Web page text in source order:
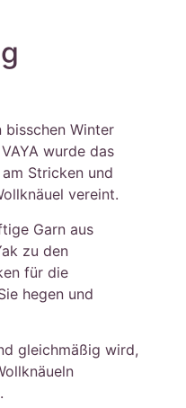
bisschen Winter
wurde das
Stricken und
vereint.
Garn aus
zu den
für die
hegen und
gleichmäßig wird,